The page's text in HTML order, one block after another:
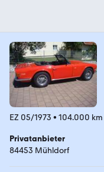
EZ 05/1973 • 104.000 km
Privatanbieter
84453 Mühldorf